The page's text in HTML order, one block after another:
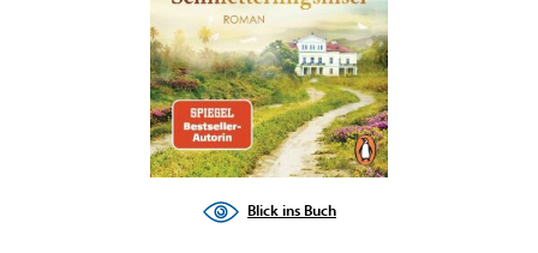
Blick ins Buch